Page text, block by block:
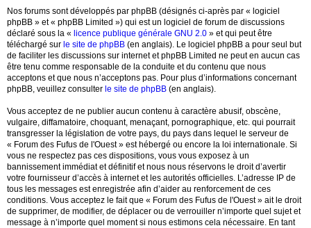
Nos forums sont développés par phpBB (désignés ci-après par « logiciel
phpBB » et « phpBB Limited ») qui est un logiciel de forum de discussions
déclaré sous la « licence publique générale GNU 2.0 » et qui peut être
téléchargé sur le site de phpBB (en anglais). Le logiciel phpBB a pour seul but
de faciliter les discussions sur internet et phpBB Limited ne peut en aucun cas
être tenu comme responsable de la conduite et du contenu que nous
acceptons et que nous n’acceptons pas. Pour plus d’informations concernant
phpBB, veuillez consulter le site de phpBB (en anglais).
Vous acceptez de ne publier aucun contenu à caractère abusif, obscène,
vulgaire, diffamatoire, choquant, menaçant, pornographique, etc. qui pourrait
transgresser la législation de votre pays, du pays dans lequel le serveur de
« Forum des Fufus de l'Ouest » est hébergé ou encore la loi internationale. Si
vous ne respectez pas ces dispositions, vous vous exposez à un
bannissement immédiat et définitif et nous nous réservons le droit d’avertir
votre fournisseur d’accès à internet et les autorités officielles. L’adresse IP de
tous les messages est enregistrée afin d’aider au renforcement de ces
conditions. Vous acceptez le fait que « Forum des Fufus de l'Ouest » ait le droit
de supprimer, de modifier, de déplacer ou de verrouiller n’importe quel sujet et
message à n’importe quel moment si nous estimons cela nécessaire. En tant